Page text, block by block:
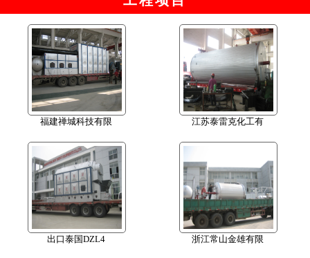
福建禅城科技有限 江苏泰雷克化工有
出口泰国DZL4 浙江常山金雄有限